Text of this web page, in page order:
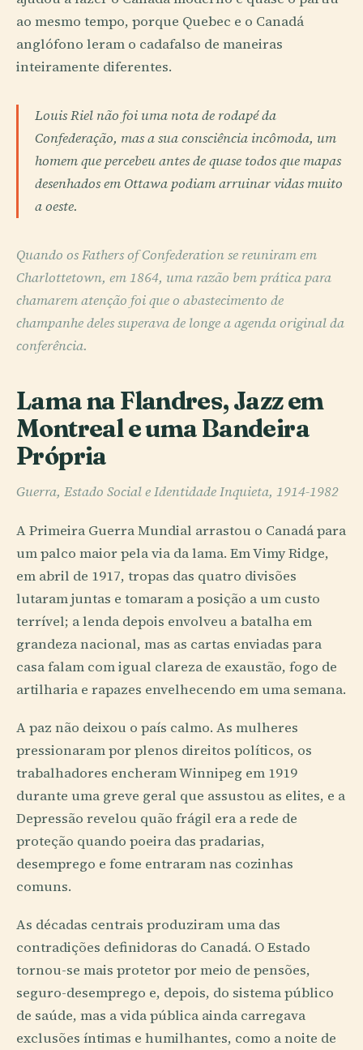
ao mesmo tempo, porque Quebec e o Canadá
anglófono leram o cadafalso de maneiras
inteiramente diferentes.
Louis Riel não foi uma nota de rodapé da
Confederação, mas a sua consciência incômoda, um
homem que percebeu antes de quase todos que mapas
desenhados em Ottawa podiam arruinar vidas muito
a oeste.
Quando os Fathers of Confederation se reuniram em
Charlottetown, em 1864, uma razão bem prática para
chamarem atenção foi que o abastecimento de
champanhe deles superava de longe a agenda original da
conferência.
Lama na Flandres, Jazz em
Montreal e uma Bandeira
Própria
Guerra, Estado Social e Identidade Inquieta, 1914-1982
A Primeira Guerra Mundial arrastou o Canadá para
um palco maior pela via da lama. Em Vimy Ridge,
em abril de 1917, tropas das quatro divisões
lutaram juntas e tomaram a posição a um custo
terrível; a lenda depois envolveu a batalha em
grandeza nacional, mas as cartas enviadas para
casa falam com igual clareza de exaustão, fogo de
artilharia e rapazes envelhecendo em uma semana.
A paz não deixou o país calmo. As mulheres
pressionaram por plenos direitos políticos, os
trabalhadores encheram Winnipeg em 1919
durante uma greve geral que assustou as elites, e a
Depressão revelou quão frágil era a rede de
proteção quando poeira das pradarias,
desemprego e fome entraram nas cozinhas
comuns.
As décadas centrais produziram uma das
contradições definidoras do Canadá. O Estado
tornou-se mais protetor por meio de pensões,
seguro-desemprego e, depois, do sistema público
de saúde, mas a vida pública ainda carregava
exclusões íntimas e humilhantes, como a noite de